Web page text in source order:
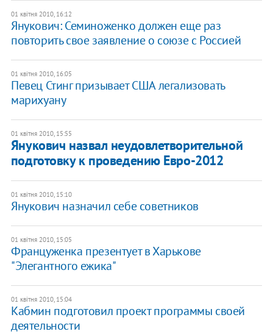
01 квітня 2010, 16:12
Янукович: Семиноженко должен еще раз
повторить свое заявление о союзе с Россией
01 квітня 2010, 16:05
Певец Стинг призывает США легализовать
марихуану
01 квітня 2010, 15:55
Янукович назвал неудовлетворительной
подготовку к проведению Евро-2012
01 квітня 2010, 15:10
Янукович назначил себе советников
01 квітня 2010, 15:05
Француженка презентует в Харькове
"Элегантного ежика"
01 квітня 2010, 15:04
Кабмин подготовил проект программы своей
деятельности